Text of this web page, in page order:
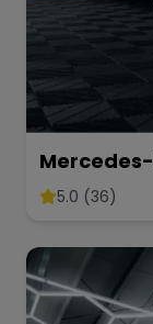
Mercedes-
5.0 (36)